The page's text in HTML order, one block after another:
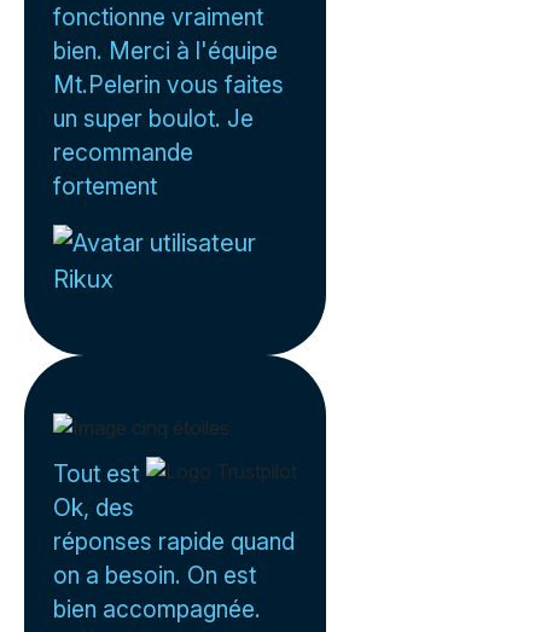
fonctionne vraiment
bien. Merci à l'équipe
Mt.Pelerin vous faites
un super boulot. Je
recommande
fortement
Rikux
Tout est
Ok, des
réponses rapide quand
on a besoin. On est
bien accompagnée.